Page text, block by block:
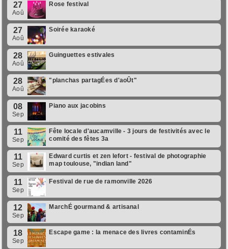
27
Aoû
Rose festival
27
Aoû
Soirée karaoké
28
Aoû
Guinguettes estivales
28
Aoû
"planchas partagÉes d'aoÛt"
08
Sep
Piano aux jacobins
11
Sep
Fête locale d'aucamville - 3 jours de festivités avec le
comité des fêtes 3a
11
Sep
Edward curtis et zen lefort - festival de photographie
map toulouse, "indian land"
11
Sep
Festival de rue de ramonville 2026
12
Sep
MarchÉ gourmand & artisanal
18
Sep
Escape game : la menace des livres contaminÉs